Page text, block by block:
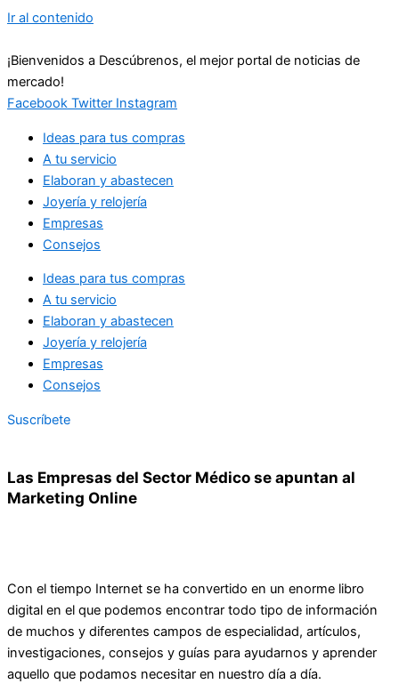
Ir al contenido
¡Bienvenidos a Descúbrenos, el mejor portal de noticias de
mercado!
Facebook Twitter Instagram
Ideas para tus compras
A tu servicio
Elaboran y abastecen
Joyería y relojería
Empresas
Consejos
Ideas para tus compras
A tu servicio
Elaboran y abastecen
Joyería y relojería
Empresas
Consejos
Suscríbete
Las Empresas del Sector Médico se apuntan al
Marketing Online
Con el tiempo Internet se ha convertido en un enorme libro
digital en el que podemos encontrar todo tipo de información
de muchos y diferentes campos de especialidad, artículos,
investigaciones, consejos y guías para ayudarnos y aprender
aquello que podamos necesitar en nuestro día a día.